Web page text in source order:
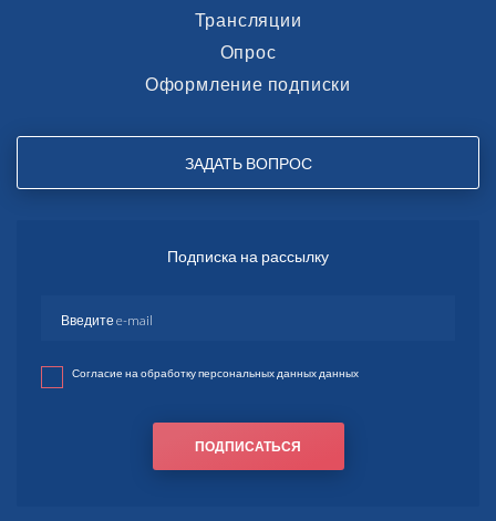
Трансляции
Опрос
Оформление подписки
ЗАДАТЬ ВОПРОС
Подписка на рассылку
Согласие на обработку персональных данных данных
ПОДПИСАТЬСЯ